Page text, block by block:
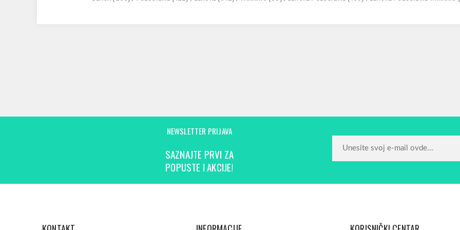
NEWSLETTER PRIJAVA
SAZNAJTE PRVI ZA
POPUSTE I AKCIJE!